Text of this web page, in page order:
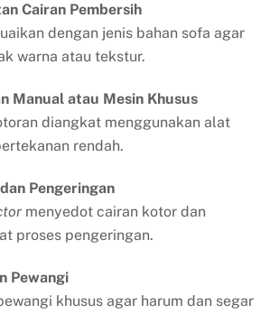
Cairan Pembersih
dengan jenis bahan sofa agar
warna atau tekstur.
Manual atau Mesin Khusus
diangkat menggunakan alat
rendah.
Pengeringan
menyedot cairan kotor dan
proses pengeringan.
Pewangi
khusus agar harum dan segar